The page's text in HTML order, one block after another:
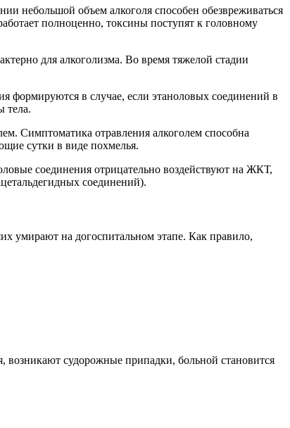
небольшой объем алкоголя способен обезвреживаться
полноценно, токсины поступят к головному
для алкоголизма. Во время тяжелой стадии
формируются в случае, если этаноловых соединений в
тела.
Симптоматика отравления алкоголем способна
сутки в виде похмелья.
соединения отрицательно воздействуют на ЖКТ,
соединений).
умирают на догоспитальном этапе. Как правило,
возникают судорожные припадки, больной становится